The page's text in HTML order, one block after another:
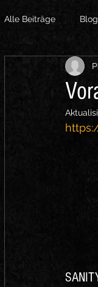
Alle Beiträge
Vlogs English